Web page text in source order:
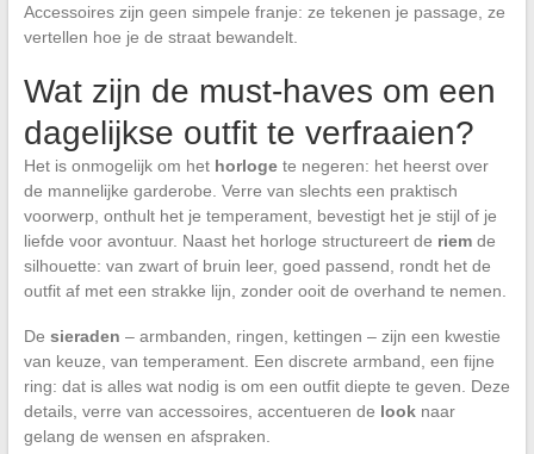
Accessoires zijn geen simpele franje: ze tekenen je passage, ze
vertellen hoe je de straat bewandelt.
Wat zijn de must-haves om een
dagelijkse outfit te verfraaien?
Het is onmogelijk om het horlogete negeren: het heerst over
de mannelijke garderobe. Verre van slechts een praktisch
voorwerp, onthult het je temperament, bevestigt het je stijl of je
liefde voor avontuur. Naast het horloge structureert de riemde
silhouette: van zwart of bruin leer, goed passend, rondt het de
outfit af met een strakke lijn, zonder ooit de overhand te nemen.
De sieraden – armbanden, ringen, kettingen – zijn een kwestie
van keuze, van temperament. Een discrete armband, een fijne
ring: dat is alles wat nodig is om een outfit diepte te geven. Deze
details, verre van accessoires, accentueren de looknaar
gelang de wensen en afspraken.